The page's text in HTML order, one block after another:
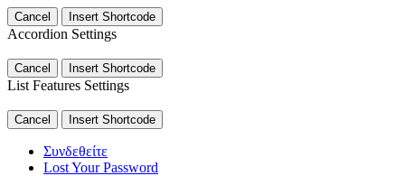
Cancel Insert Shortcode
Accordion Settings
Cancel Insert Shortcode
List Features Settings
Cancel Insert Shortcode
Συνδεθείτε
Lost Your Password